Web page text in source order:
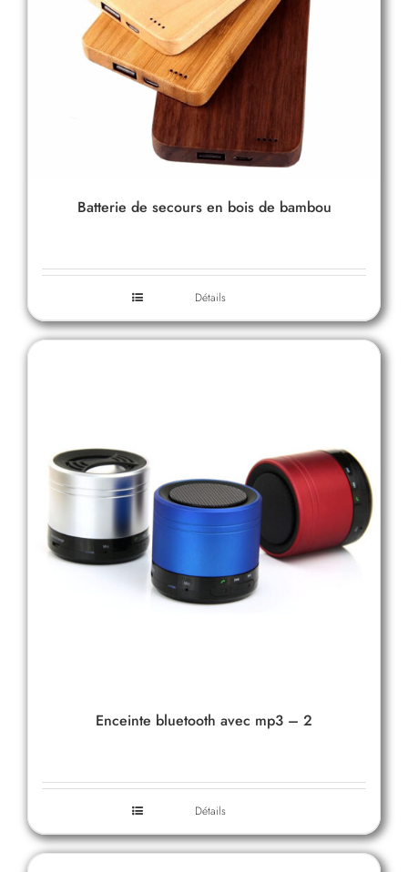
Batterie de secours en bois de bambou
Détails
Enceinte bluetooth avec mp3 – 2
Détails